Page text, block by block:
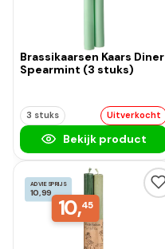
Brassikaarsen Kaars Diner
Spearmint (3 stuks)
3 stuks Uitverkocht
Bekijk product
ADVIESPRIJS
10,99
10,45